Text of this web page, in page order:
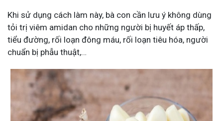
Khi sử dụng cách làm này, bà con cần lưu ý không dùng
tỏi trị viêm amidan cho những người bị huyết áp thấp,
tiểu đường, rối loạn đông máu, rối loạn tiêu hóa, người
chuẩn bị phẫu thuật,…